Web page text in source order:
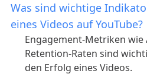
Was sind wichtige
eines Videos auf YouTube?
Engagement-Metriken
Retention-Raten sind
den Erfolg eines Videos.